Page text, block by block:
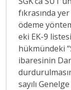
fıkrasında
ödeme
eki EK-9
hükmündeki
ibaresinin
sayılı